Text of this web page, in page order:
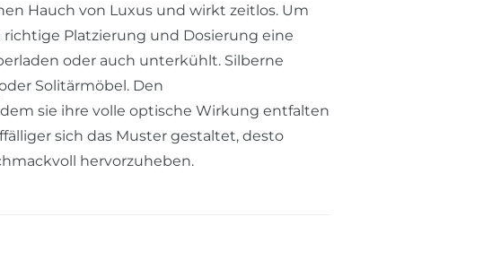
Hauch von Luxus und wirkt zeitlos. Um
Platzierung und Dosierung eine
oder auch unterkühlt. Silberne
Solitärmöbel. Den
sie ihre volle optische Wirkung entfalten
sich das Muster gestaltet, desto
hervorzuheben.